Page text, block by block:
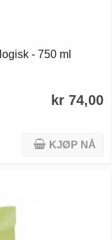
- 750 ml
kr 74,00
KJØP NÅ